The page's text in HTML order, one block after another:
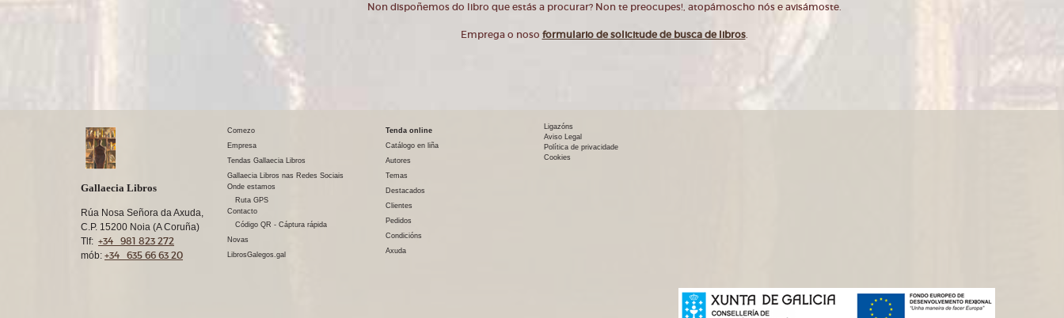
Non dispoñemos do libro que estás a procurar? Non te preocupes!, atopámoscho nós e avisámoste.
Emprega o noso formulario de solicitude de busca de libros.
Gallaecia Libros
Rúa Nosa Señora da Axuda,
C.P. 15200 Noia (A Coruña)
Tlf: +34 981 823 272
mób: +34 635 66 63 20
Comezo
Empresa
Tendas Gallaecia Libros
Gallaecia Libros nas Redes Sociais
Onde estamos
Ruta GPS
Contacto
Código QR - Cáptura rápida
Novas
LibrosGalegos.gal
Tenda online
Catálogo en liña
Autores
Temas
Destacados
Clientes
Pedidos
Condicións
Axuda
Ligazóns
Aviso Legal
Política de privacidade
Cookies